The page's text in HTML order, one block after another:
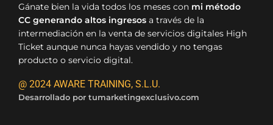
Gánate bien la vida todos los meses con mi método
CC generando altos ingresos a través de la
intermediación en la venta de servicios digitales High
Ticket aunque nunca hayas vendido y no tengas
producto o servicio digital.
@ 2024 AWARE TRAINING, S.L.U.
Desarrollado por tumarketingexclusivo.com